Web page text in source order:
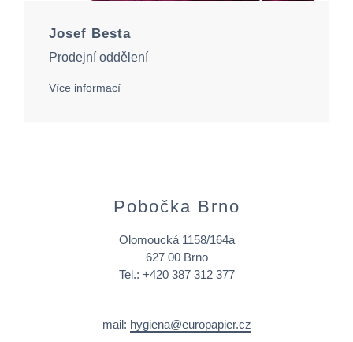
Josef Besta
Prodejní oddělení
Více informací
Pobočka Brno
Olomoucká 1158/164a
627 00 Brno
Tel.: +420 387 312 377
mail: hygiena@europapier.cz